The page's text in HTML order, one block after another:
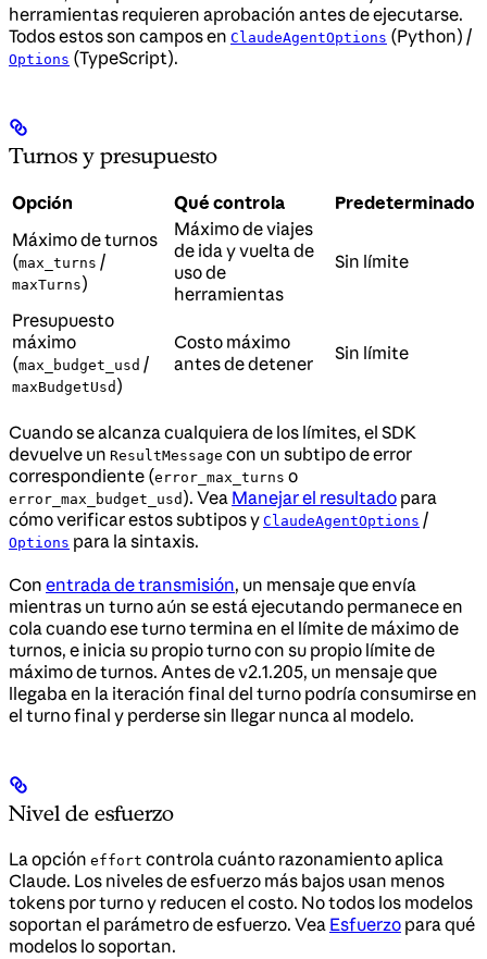
herramientas requieren aprobación antes de ejecutarse.
Todos estos son campos en ClaudeAgentOptions (Python) /
Options (TypeScript).
Turnos y presupuesto
Opción Qué controla
Predeterminado
Máximo de turnos
(max_turns /
maxTurns)
Máximo de viajes
de ida y vuelta de
uso de
herramientas
Sin límite
Presupuesto
máximo
(max_budget_usd /
maxBudgetUsd )
Costo máximo
antes de detener
Sin límite
Cuando se alcanza cualquiera de los límites, el SDK
devuelve un ResultMessage con un subtipo de error
correspondiente (error_max_turns o
error_max_budget_usd ). Vea Manejar el resultado para
cómo verificar estos subtipos y ClaudeAgentOptions /
Options para la sintaxis.
Con entrada de transmisión, un mensaje que envía
mientras un turno aún se está ejecutando permanece en
cola cuando ese turno termina en el límite de máximo de
turnos, e inicia su propio turno con su propio límite de
máximo de turnos. Antes de v2.1.205, un mensaje que
llegaba en la iteración final del turno podría consumirse en
el turno final y perderse sin llegar nunca al modelo.
Nivel de esfuerzo
La opción effort controla cuánto razonamiento aplica
Claude. Los niveles de esfuerzo más bajos usan menos
tokens por turno y reducen el costo. No todos los modelos
soportan el parámetro de esfuerzo. Vea Esfuerzo para qué
modelos lo soportan.